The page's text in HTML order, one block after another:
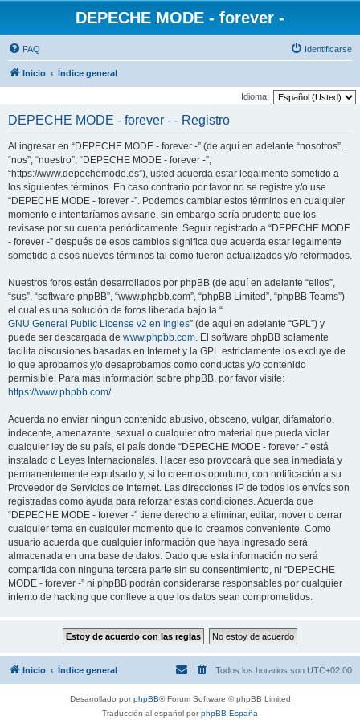
DEPECHE MODE - forever -
FAQ Identificarse
Inicio Índice general
Idioma:
DEPECHE MODE - forever - - Registro
Al ingresar en “DEPECHE MODE - forever -” (de aquí en adelante “nosotros”,
“nos”, “nuestro”, “DEPECHE MODE - forever -”,
“https://www.depechemode.es”), usted acuerda estar legalmente sometido a
los siguientes términos. En caso contrario por favor no se registre y/o use
“DEPECHE MODE - forever -”. Podemos cambiar estos términos en cualquier
momento e intentaríamos avisarle, sin embargo sería prudente que los
revisase por su cuenta periódicamente. Seguir registrado a “DEPECHE MODE
- forever -” después de esos cambios significa que acuerda estar legalmente
sometido a esos nuevos términos tal como fueron actualizados y/o reformados.
Nuestros foros están desarrollados por phpBB (de aquí en adelante “ellos”,
“sus”, “software phpBB”, “www.phpbb.com”, “phpBB Limited”, “phpBB Teams”)
el cual es una solución de foros liberada bajo la “
GNU General Public License v2 en Ingles” (de aquí en adelante “GPL”) y
puede ser descargada de www.phpbb.com. El software phpBB solamente
facilita discusiones basadas en Internet y la GPL estrictamente los excluye de
lo que aprobamos y/o desaprobamos como conductas y/o contenido
permisible. Para más información sobre phpBB, por favor visite:
https://www.phpbb.com/.
Acuerda no enviar ningun contenido abusivo, obsceno, vulgar, difamatorio,
indecente, amenazante, sexual o cualquier otro material que pueda violar
cualquier ley de su país, el país donde “DEPECHE MODE - forever -” está
instalado o Leyes Internacionales. Hacer eso provocará que sea inmediata y
permanentemente expulsado y, si lo creemos oportuno, con notificación a su
Proveedor de Servicios de Internet. Las direcciones IP de todos los envíos son
registradas como ayuda para reforzar estas condiciones. Acuerda que
“DEPECHE MODE - forever -” tiene derecho a eliminar, editar, mover o cerrar
cualquier tema en cualquier momento que lo creamos conveniente. Como
usuario acuerda que cualquier información que haya ingresado será
almacenada en una base de datos. Dado que esta información no será
compartida con ninguna tercera parte sin su consentimiento, ni “DEPECHE
MODE - forever -” ni phpBB podrán considerarse responsables por cualquier
intento de hacking que conlleve a que los datos sean comprometidos.
Inicio Índice general Todos los horarios son UTC+02:00
Desarrollado porphpBB® Forum Software © phpBB Limited
Traducción al español porphpBB España